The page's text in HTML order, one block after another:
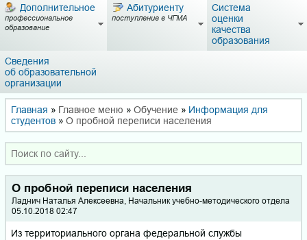
Дополнительное
профессиональное
образование
Абитуриенту
поступление в ЧГМА
Система
оценки
качества
образования
Сведения
об образовательной
организации
Главная » Главное меню » Обучение » Информация для
студентов » О пробной переписи населения
О пробной переписи населения
Ладнич Наталья Алексеевна, Начальник учебно-методического отдела
05.10.2018 02:47
Из территориального органа федеральной службы